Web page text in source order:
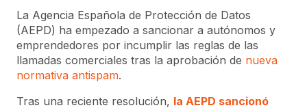
La Agencia Española de Protección de Datos
(AEPD) ha empezado a sancionar a autónomos y
emprendedores por incumplir las reglas de las
llamadas comerciales tras la aprobación de nueva
normativa antispam.
Tras una reciente resolución, la AEPD sancionó